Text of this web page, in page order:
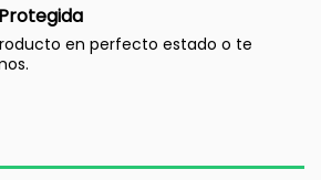
en perfecto estado o te